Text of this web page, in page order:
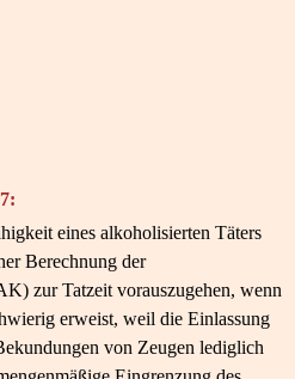
eines alkoholisierten Täters
Berechnung der
zur Tatzeit vorauszugehen, wenn
erweist, weil die Einlassung
von Zeugen lediglich